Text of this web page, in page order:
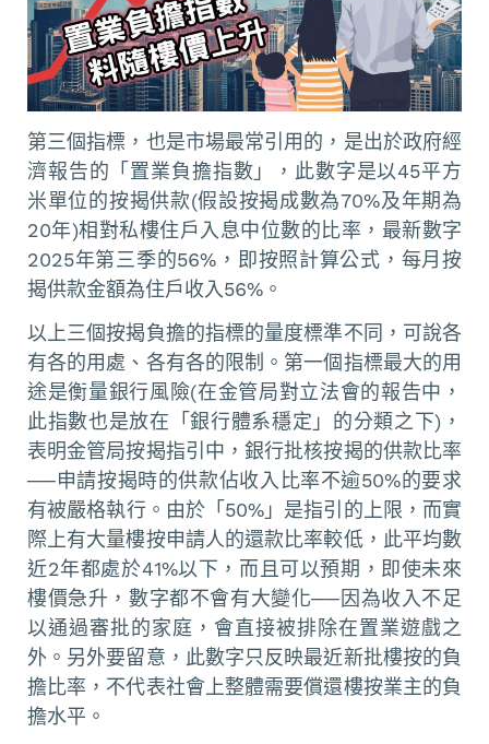
第三個指標，也是市場最常引用的，是出於政府經
濟報告的「置業負擔指數」，此數字是以45平方
米單位的按揭供款(假設按揭成數為70%及年期為
20年)相對私樓住戶入息中位數的比率，最新數字
2025年第三季的56%，即按照計算公式，每月按
揭供款金額為住戶收入56%。
以上三個按揭負擔的指標的量度標準不同，可說各
有各的用處、各有各的限制。第一個指標最大的用
途是衡量銀行風險(在金管局對立法會的報告中，
此指數也是放在「銀行體系穩定」的分類之下)，
表明金管局按揭指引中，銀行批核按揭的供款比率
──申請按揭時的供款佔收入比率不逾50%的要求
有被嚴格執行。由於「50%」是指引的上限，而實
際上有大量樓按申請人的還款比率較低，此平均數
近2年都處於41%以下，而且可以預期，即使未來
樓價急升，數字都不會有大變化──因為收入不足
以通過審批的家庭，會直接被排除在置業遊戲之
外。另外要留意，此數字只反映最近新批樓按的負
擔比率，不代表社會上整體需要償還樓按業主的負
擔水平。